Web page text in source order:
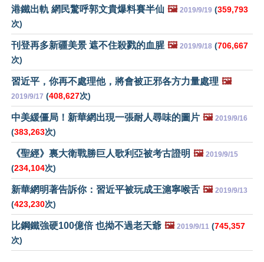
港鐵出軌 網民驚呼郭文貴爆料賽半仙 🖼️ 2019/9/19 (359,793
次)
刊登再多新疆美景 遮不住殺戮的血腥 🖼️ 2019/9/18 (706,667
次)
習近平，你再不處理他，將會被正邪各方力量處理 🖼️
2019/9/17 (408,627次)
中美緩僵局！新華網出現一張耐人尋味的圖片 🖼️ 2019/9/16
(383,263次)
《聖經》裏大衛戰勝巨人歌利亞被考古證明 🖼️ 2019/9/15
(234,104次)
新華網明著告訴你：習近平被玩成王滬寧喉舌 🖼️ 2019/9/13
(423,230次)
比鋼鐵強硬100億倍 也拗不過老天爺 🖼️ 2019/9/11 (745,357
次)